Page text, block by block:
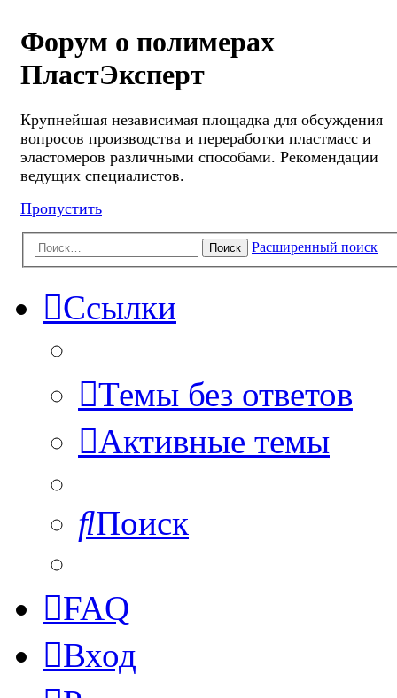
Форум о полимерах
ПластЭксперт
Крупнейшая независимая площадка для обсуждения
вопросов производства и переработки пластмасс и
эластомеров различными способами. Рекомендации
ведущих специалистов.
Пропустить
Поиск Расширенный поиск
Ссылки
Темы без ответов
Активные темы
Поиск
FAQ
Вход